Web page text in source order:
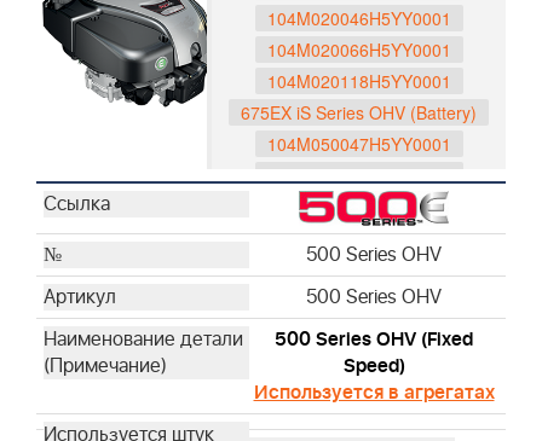
104M020046H5YY0001
104M020066H5YY0001
104M020118H5YY0001
675EX iS Series OHV (Battery)
104M050047H5YY0001
104M050048H5YY0001
104M0B0065H5YY0001
104M0B0116H5YY0001
597189
596088
593562
750 Series DOV
1006025025H5YY1001
1006020190H5YY7001
500 Series OHV
500 Series OHV
500 Series OHV (Fixed
Speed)
Используется в агрегатах